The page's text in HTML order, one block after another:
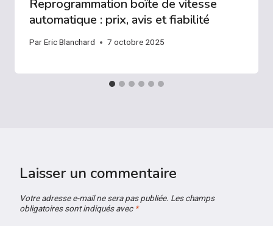
Reprogrammation boîte de vitesse
automatique : prix, avis et fiabilité
ParEric Blanchard 7 octobre 2025
Laisser un commentaire
Votre adresse e-mail ne sera pas publiée. Les champs
obligatoires sont indiqués avec *